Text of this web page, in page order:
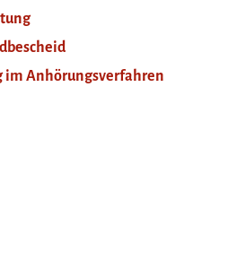
im Anhörungsverfahren